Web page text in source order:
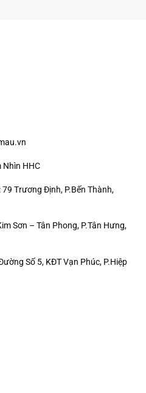
Nhìn HHC
Trương Định, P.Bến Thành,
Sơn – Tân Phong, P.Tân Hưng,
Số 5, KĐT Vạn Phúc, P.Hiệp